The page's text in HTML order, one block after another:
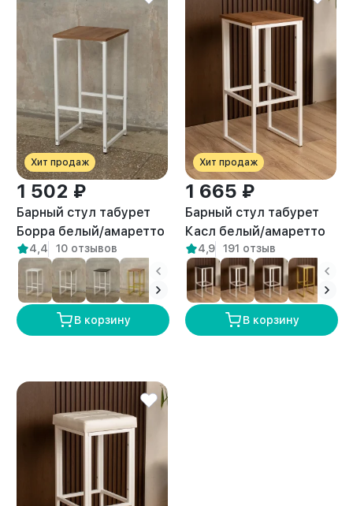
Хит продаж
1 502 ₽
Барный стул табурет
Борра белый/амаретто
4,4 10 отзывов
В корзину
Хит продаж
1 665 ₽
Барный стул табурет
Касл белый/амаретто
4,9 191 отзыв
В корзину